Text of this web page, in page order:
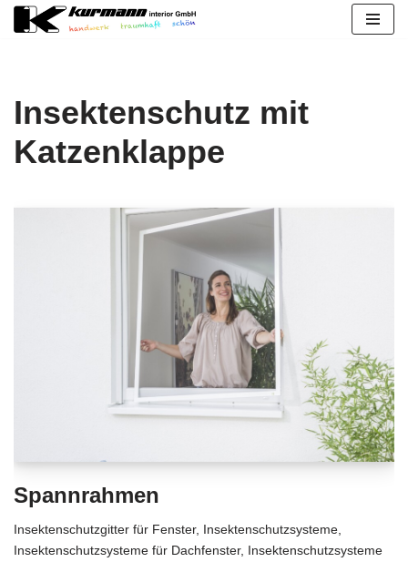
Insektenschutz mit
Katzenklappe
Spannrahmen
Insektenschutzgitter für Fenster, Insektenschutzsysteme
Insektenschutzsysteme für Dachfenster, Insektenschutzsysteme